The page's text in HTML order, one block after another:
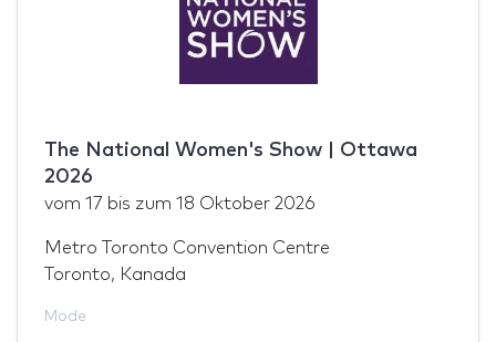
The National Women's Show | Ottawa
2026
vom 17 bis zum 18 Oktober 2026
Metro Toronto Convention Centre
Toronto, Kanada
Mode